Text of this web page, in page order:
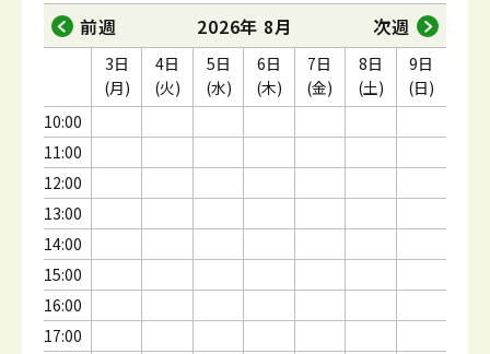
前週 2026年 8月 次週
10:00
11:00
12:00
13:00
14:00
15:00
16:00
17:00
3日
(月)
4日
(火)
5日
(水)
6日
(木)
7日
(金)
8日
(土)
9日
(日)